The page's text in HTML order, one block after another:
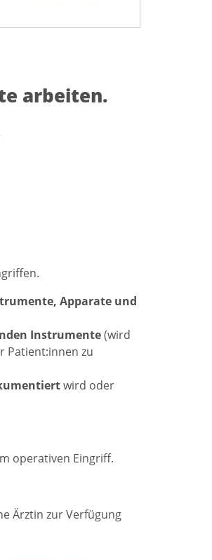
arbeiten.
Apparate und
Instrumente(wird
Patient:innen zu
wird oder
operativen Eingriff.
Ärztin zur Verfügung